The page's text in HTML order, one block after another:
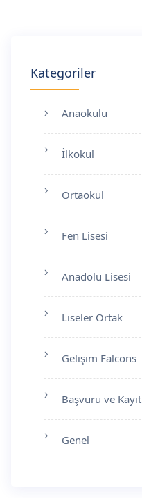
Kategoriler
Anaokulu
İlkokul
Ortaokul
Fen Lisesi
Anadolu Lisesi
Liseler Ortak
Gelişim Falcons
Başvuru ve Kayıt
Genel